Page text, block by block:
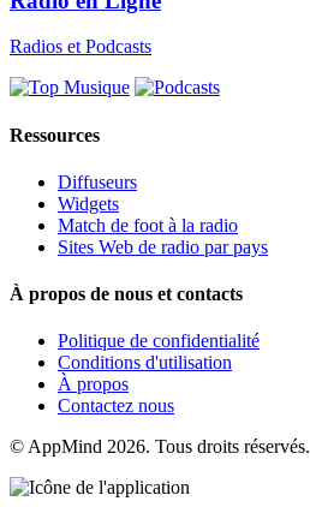
Radios et Podcasts
Ressources
Diffuseurs
Widgets
Match de foot à la radio
Sites Web de radio par pays
À propos de nous et contacts
Politique de confidentialité
Conditions d'utilisation
À propos
Contactez nous
© AppMind 2026. Tous droits réservés.